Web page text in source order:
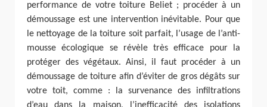
performance de votre toiture Beliet ; procéder à un
démoussage est une intervention inévitable. Pour que
le nettoyage de la toiture soit parfait, l’usage de l’anti-
mousse écologique se révèle très efficace pour la
protéger des végétaux. Ainsi, il faut procéder à un
démoussage de toiture afin d’éviter de gros dégâts sur
votre toit, comme : la survenance des infiltrations